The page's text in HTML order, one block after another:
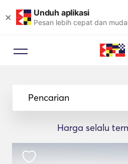
× Unduh aplikasi
Pesan lebih cepat dan
Pencarian
Harga selalu